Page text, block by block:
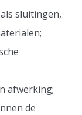
sluitingen,
afwerking;
de